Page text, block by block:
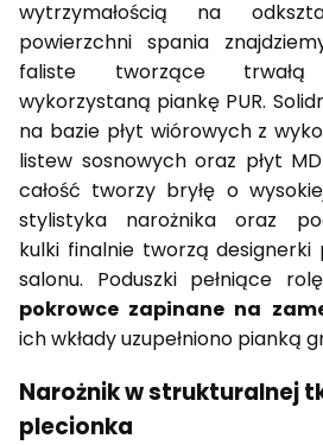
wytrzymałością na
powierzchni spania
faliste tworzące
wykorzystaną piankę PUR.
na bazie płyt wiórowych z
listew sosnowych oraz płyt
całość tworzy bryłę o
stylistyka narożnika oraz
kulki finalnie tworzą
salonu. Poduszki pełniące
pokrowce zapinane na
ich wkłady uzupełniono pianką
Narożnik w strukturalnej
plecionka